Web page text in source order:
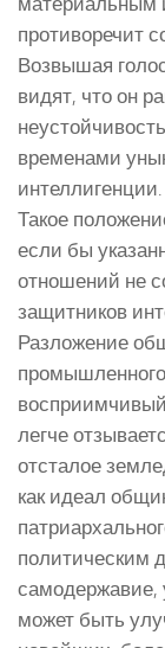
противоречит
Возвышая
видят, что он
временами
интеллигенции.
Такое
если бы
отношений не
защитников
Разложение
легче
отсталое
как идеал
политическим
самодержавие,
может быть